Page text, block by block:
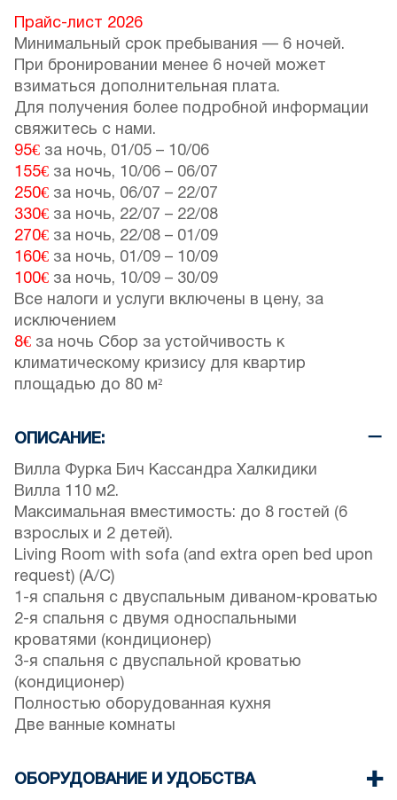
Прайс-лист 2026
Минимальный срок пребывания — 6 ночей.
При бронировании менее 6 ночей может
взиматься дополнительная плата.
Для получения более подробной информации
свяжитесь с нами.
95€ за ночь, 01/05 – 10/06
155€ за ночь, 10/06 – 06/07
250€ за ночь, 06/07 – 22/07
330€ за ночь, 22/07 – 22/08
270€ за ночь, 22/08 – 01/09
160€ за ночь, 01/09 – 10/09
100€ за ночь, 10/09 – 30/09
Все налоги и услуги включены в цену, за
исключением
8€ за ночь Сбор за устойчивость к
климатическому кризису для квартир
площадью до 80 м²
ОПИСАНИЕ:
Вилла Фурка Бич Кассандра Халкидики
Вилла 110 м2.
Максимальная вместимость: до 8 гостей (6
взрослых и 2 детей).
Living Room with sofa (and extra open bed upon
request) (A/C)
1-я спальня с двуспальным диваном-кроватью
2-я спальня с двумя односпальными
кроватями (кондиционер)
3-я спальня с двуспальной кроватью
(кондиционер)
Полностью оборудованная кухня
Две ванные комнаты
ОБОРУДОВАНИЕ И УДОБСТВА